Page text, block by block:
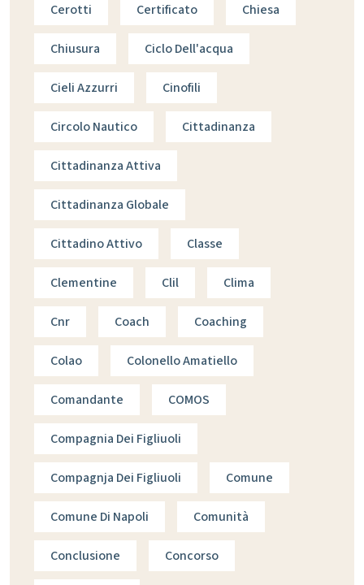
Cerotti Certificato Chiesa
Chiusura Ciclo Dell'acqua
Cieli Azzurri Cinofili
Circolo Nautico Cittadinanza
Cittadinanza Attiva
Cittadinanza Globale
Cittadino Attivo Classe
Clementine Clil Clima
Cnr Coach Coaching
Colao Colonello Amatiello
Comandante COMOS
Compagnia Dei Figliuoli
Compagnja Dei Figliuoli Comune
Comune Di Napoli Comunità
Conclusione Concorso